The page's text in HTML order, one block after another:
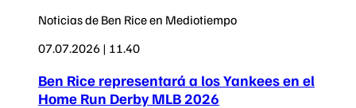
Noticias de Ben Rice en Mediotiempo
07.07.2026 | 11.40
Ben Rice representará a los Yankees en el
Home Run Derby MLB 2026